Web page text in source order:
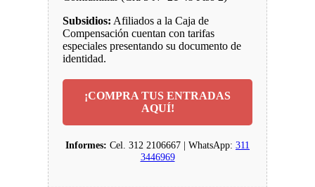
Subsidios: Afiliados a la Caja de
Compensación cuentan con tarifas
especiales presentando su documento de
identidad.
¡COMPRA TUS ENTRADAS
AQUÍ!
Informes: Cel. 312 2106667 | WhatsApp: 311
3446969